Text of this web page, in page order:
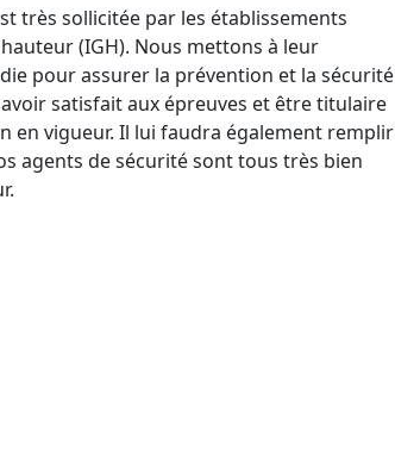
très sollicitée par les établissements
(IGH). Nous mettons à leur
pour assurer la prévention et la sécurité
satisfait aux épreuves et être titulaire
en vigueur. Il lui faudra également remplir
agents de sécurité sont tous très bien